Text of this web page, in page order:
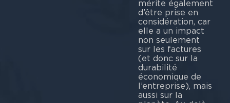
mérite également
d’être prise en
considération, car
elle a un impact
non seulement
sur les factures
(et donc sur la
durabilité
économique de
l’entreprise), mais
aussi sur la